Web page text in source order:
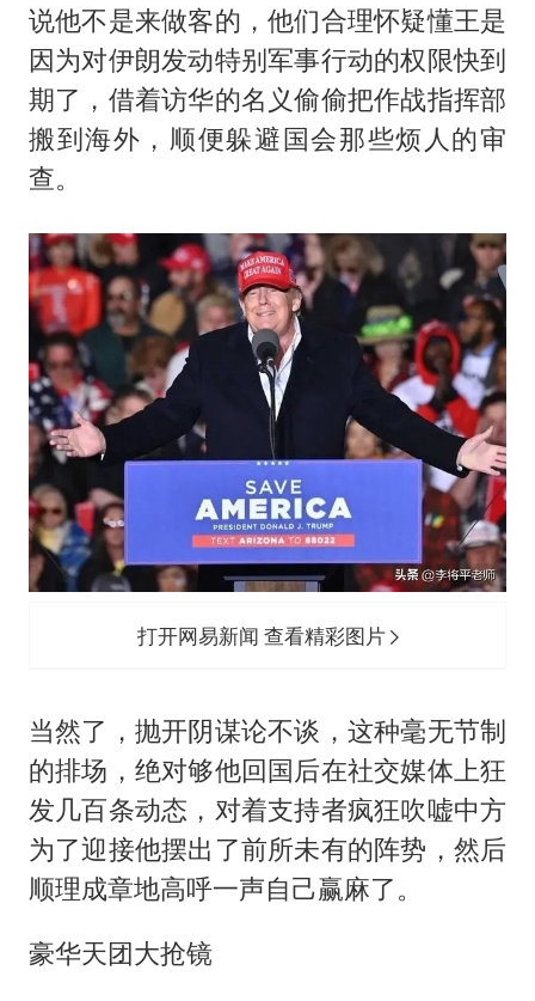
说他不是来做客的，他们合理怀疑懂王是
因为对伊朗发动特别军事行动的权限快到
期了，借着访华的名义偷偷把作战指挥部
搬到海外，顺便躲避国会那些烦人的审
查。
打开网易新闻 查看精彩图片
当然了，抛开阴谋论不谈，这种毫无节制
的排场，绝对够他回国后在社交媒体上狂
发几百条动态，对着支持者疯狂吹嘘中方
为了迎接他摆出了前所未有的阵势，然后
顺理成章地高呼一声自己赢麻了。
豪华天团大抢镜